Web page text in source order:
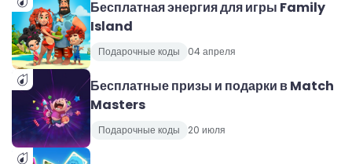
Бесплатная энергия для игры Family
Island
Подарочные коды 04 апреля
Бесплатные призы и подарки в Match
Masters
Подарочные коды 20 июля